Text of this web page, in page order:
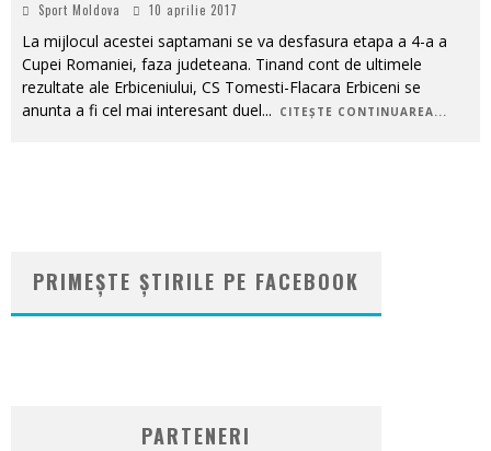
Sport Moldova 10 aprilie 2017
La mijlocul acestei saptamani se va desfasura etapa a 4-a a
Cupei Romaniei, faza judeteana. Tinand cont de ultimele
rezultate ale Erbiceniului, CS Tomesti-Flacara Erbiceni se
anunta a fi cel mai interesant duel... CITEȘTE CONTINUAREA...
PRIMEȘTE ȘTIRILE PE FACEBOOK
PARTENERI